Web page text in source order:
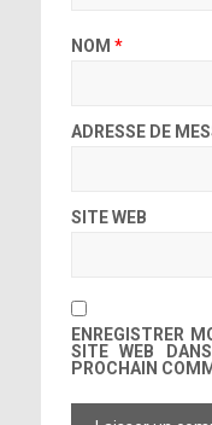
NOM *
ADRESSE DE
SITE WEB
ENREGISTRER
SITE WEB
PROCHAIN